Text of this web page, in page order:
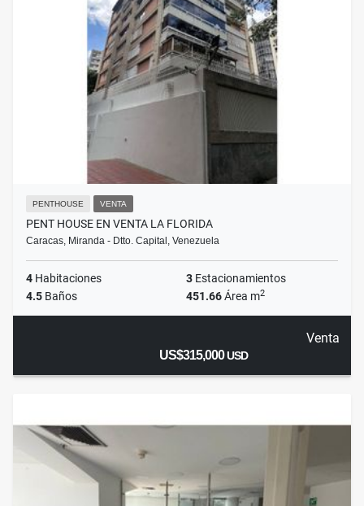
PENTHOUSE VENTA
PENT HOUSE EN VENTA LA FLORIDA
Caracas, Miranda - Dtto. Capital, Venezuela
4 Habitaciones 3 Estacionamientos
4.5 Baños 451.66Área m2
Venta
US$315,000USD